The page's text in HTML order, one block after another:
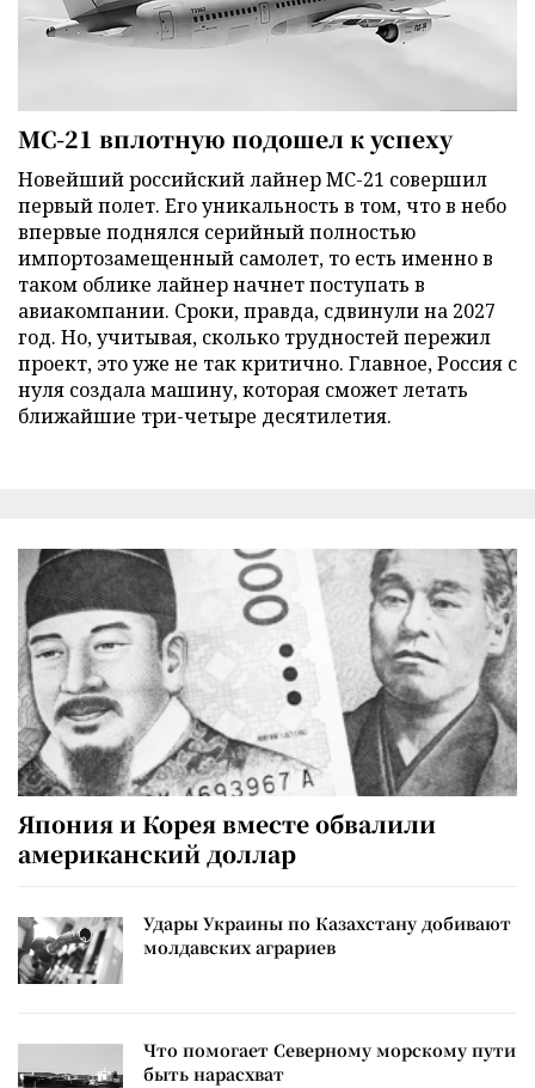
МС-21 вплотную подошел к успеху
Новейший российский лайнер МС-21 совершил
первый полет. Его уникальность в том, что в небо
впервые поднялся серийный полностью
импортозамещенный самолет, то есть именно в
таком облике лайнер начнет поступать в
авиакомпании. Сроки, правда, сдвинули на 2027
год. Но, учитывая, сколько трудностей пережил
проект, это уже не так критично. Главное, Россия с
нуля создала машину, которая сможет летать
ближайшие три-четыре десятилетия.
Япония и Корея вместе обвалили
американский доллар
Удары Украины по Казахстану добивают
молдавских аграриев
Что помогает Северному морскому пути
быть нарасхват